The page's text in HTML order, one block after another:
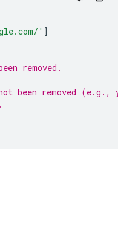
' ]
removed.
been removed (e.g.,